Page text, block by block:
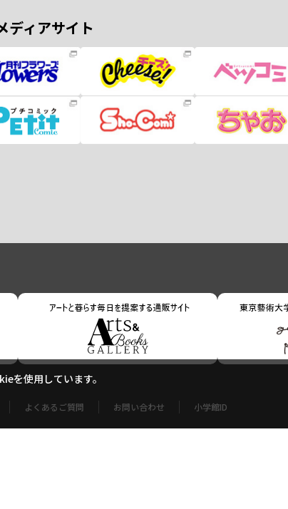
ディアサイト
よくあるご質問 お問い合わせ 小学館ID
を使用しています。